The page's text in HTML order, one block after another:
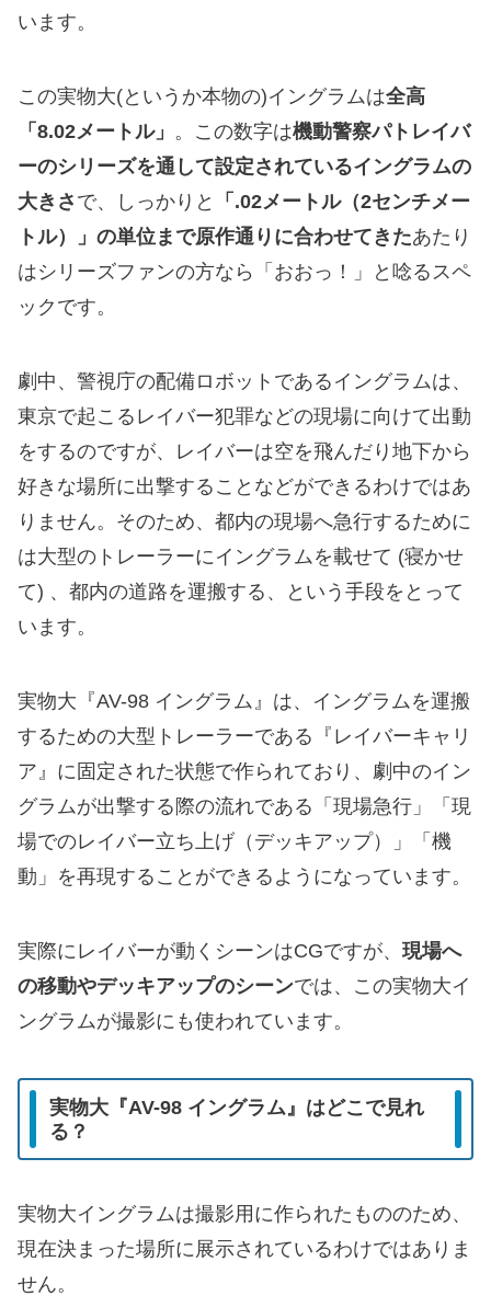
います。
この実物大(というか本物の)イングラムは全高
「8.02メートル」 。この数字は機動警察パトレイバ
ーのシリーズを通して設定されているイングラムの
大きさ で、しっかりと
「.02メートル（2センチメー
トル）」の単位まで原作通りに合わせてきたあたり
はシリーズファンの方なら「おおっ！」と唸るスペ
ックです。
劇中、警視庁の配備ロボットであるイングラムは、
東京で起こるレイバー犯罪などの現場に向けて出動
をするのですが、レイバーは空を飛んだり地下から
好きな場所に出撃することなどができるわけではあ
りません。そのため、都内の現場へ急行するために
は大型のトレーラーにイングラムを載せて (寝かせ
て) 、都内の道路を運搬する、という手段をとって
います。
実物大『AV-98 イングラム』は、イングラムを運搬
するための大型トレーラーである『レイバーキャリ
ア』に固定された状態で作られており、劇中のイン
グラムが出撃する際の流れである「現場急行」「現
場でのレイバー立ち上げ（デッキアップ）」「機
動」を再現することができるようになっています。
実際にレイバーが動くシーンはCGですが、 現場へ
の移動やデッキアップのシーンでは、この実物大イ
ングラムが撮影にも使われています。
実物大『AV-98 イングラム』はどこで見れ
る？
実物大イングラムは撮影用に作られたもののため、
現在決まった場所に展示されているわけではありま
せん。